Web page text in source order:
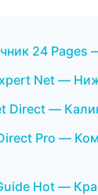
24 Pages
Net —
Direct —
Pro —
Hot —